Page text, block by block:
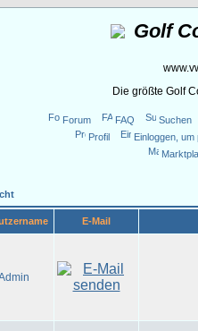
Golf
Die größte Golf
Forum FAQ
Suchen
Profil
Einloggen,
E-Mail